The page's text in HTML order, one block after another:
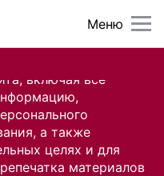
включая все
а также
целях и для
материалов
Меню